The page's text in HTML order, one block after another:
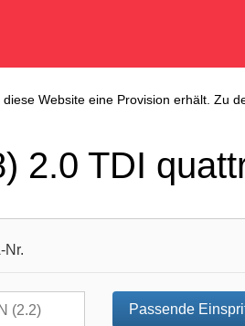
Website eine Provision erhält. Zu
2.0 TDI
Nr.
Passende